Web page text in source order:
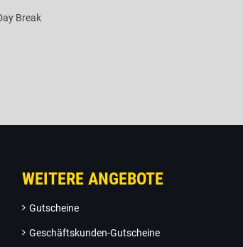
Break
WEITERE ANGEBOTE
Gutscheine
Geschäftskunden-Gutscheine